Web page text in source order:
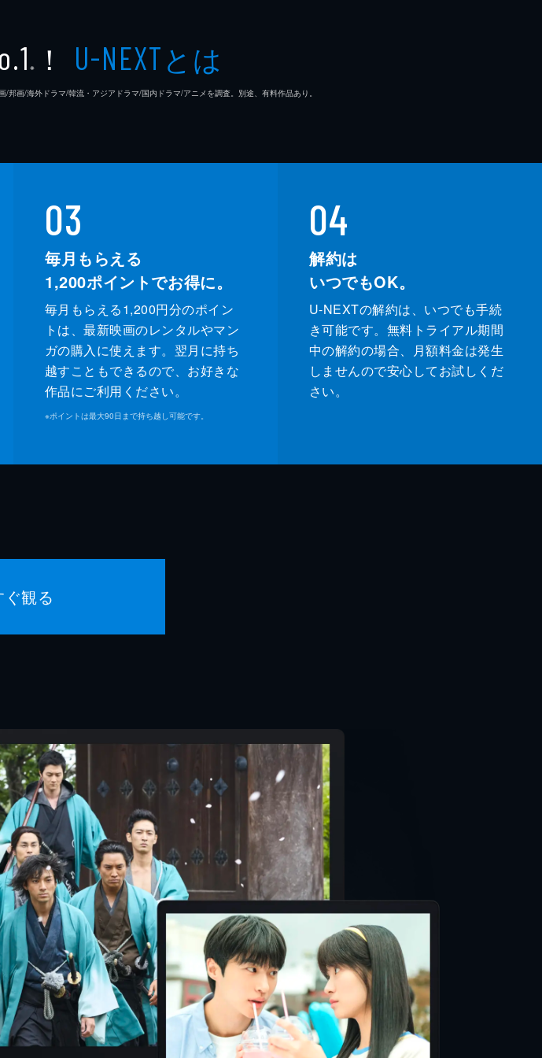
※ ！ U-NEXTとは
画/海外ドラマ/韓流・アジアドラマ/国内ドラマ/アニメを調査。別途、有料作品あり。
03
毎月もらえる
1,200ポイントでお得に。
毎月もらえる1,200円分のポイン
トは、最新映画のレンタルやマン
ガの購入に使えます。翌月に持ち
越すこともできるので、お好きな
作品にご利用ください。
※ポイントは最大90日まで持ち越し可能です。
04
解約は
いつでもOK。
U-NEXTの解約は、いつでも手続
き可能です。無料トライアル期間
中の解約の場合、月額料金は発生
しませんので安心してお試しくだ
さい。
ぐ観る